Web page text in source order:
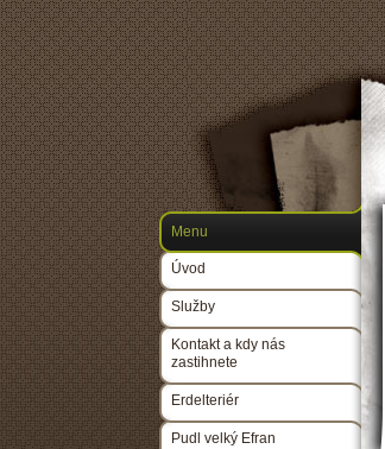
Menu
Úvod
Služby
Kontakt a kdy nás
zastihnete
Erdelteriér
Pudl velký Efran